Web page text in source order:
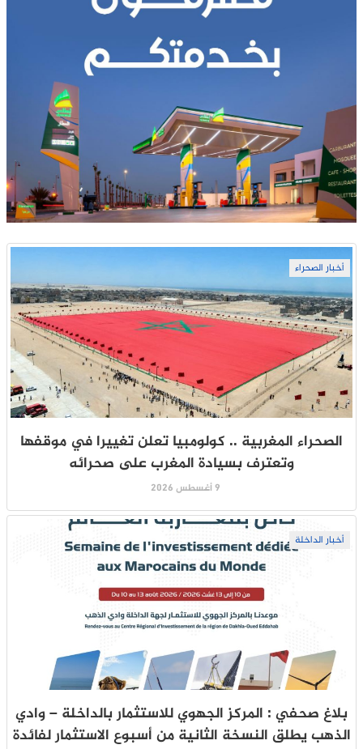
أخبار الصحراء
الصحراء المغربية .. كولومبيا تعلن تغييرا في موقفها
وتعترف بسيادة المغرب على صحرائه
9 أغسطس 2026
أخبار الداخلة
بلاغ صحفي : المركز الجهوي للاستثمار بالداخلة – وادي
الذهب يطلق النسخة الثانية من أسبوع الاستثمار لفائدة